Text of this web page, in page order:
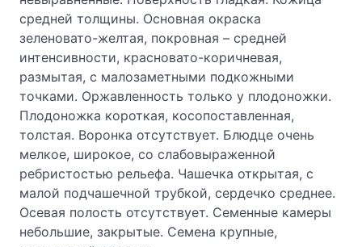
средней толщины. Основная окраска
зеленовато-желтая, покровная – средней
интенсивности, красновато-коричневая,
размытая, с малозаметными подкожными
точками. Оржавленность только у плодоножки.
Плодоножка короткая, косопоставленная,
толстая. Воронка отсутствует. Блюдце очень
мелкое, широкое, со слабовыраженной
ребристостью рельефа. Чашечка открытая, с
малой подчашечной трубкой, сердечко среднее.
Осевая полость отсутствует. Семенные камеры
небольшие, закрытые. Семена крупные,